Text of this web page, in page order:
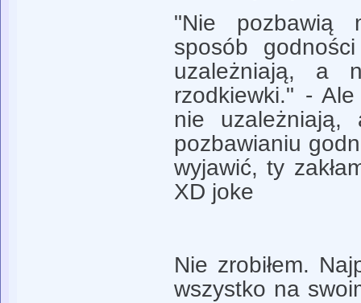
"Nie pozbawią
sposób
uzależniają, a
rzodkiewki." -
nie uzależniają,
pozbawianiu
wyjawić, ty
XD joke
Nie zrobiłem.
wszystko na